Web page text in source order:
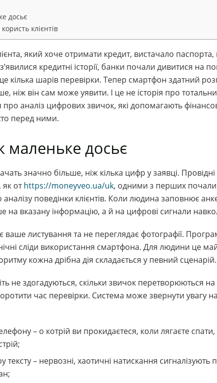
досьє
клієнтів
який хоче отримати кредит, вистачало паспорта,
кредитні історії, банки почали дивитися на
кілька шарів перевірки. Тепер смартфон здатний
ніж він сам може уявити. І це не історія про
про аналіз цифрових звичок, які допомагають
перед ними.
маленьке досьє
значно більше, ніж кілька цифр у заявці. Провідні
як отhttps://moneyveo.ua/uk, одними з перших почали
поведінки клієнтів. Коли людина заповнює
на вказану інформацію, а й на цифрові сигнали
ваше листування та не переглядає фотографії.
сліди використання смартфона. Для людини це
кожна дрібна дія складається у певний сценарій.
не здогадуються, скільки звичок перетворюються
час перевірки. Система може звернути увагу на
– о котрій ви прокидаєтеся, коли лягаєте
тексту – нервозні, хаотичні натискання сигналізують